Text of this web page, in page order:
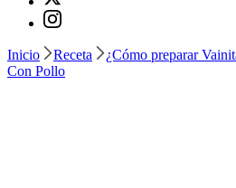
Inicio Receta
¿Cómo preparar
Con Pollo